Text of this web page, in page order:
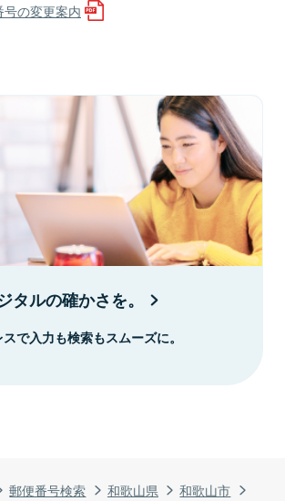
郵便番号検索 和歌山県
和歌山市
の変更案内
タルの確かさを。
で入力も検索もスムーズに。